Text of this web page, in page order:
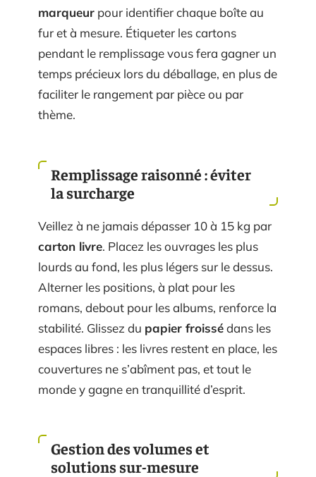
marqueur pour identifier chaque boîte au
fur et à mesure. Étiqueter les cartons
pendant le remplissage vous fera gagner un
temps précieux lors du déballage, en plus de
faciliter le rangement par pièce ou par
thème.
Remplissage raisonné : éviter
la surcharge
Veillez à ne jamais dépasser 10 à 15 kg par
carton livre. Placez les ouvrages les plus
lourds au fond, les plus légers sur le dessus.
Alterner les positions, à plat pour les
romans, debout pour les albums, renforce la
stabilité. Glissez du papier froissédans les
espaces libres : les livres restent en place, les
couvertures ne s’abîment pas, et tout le
monde y gagne en tranquillité d’esprit.
Gestion des volumes et
solutions sur-mesure